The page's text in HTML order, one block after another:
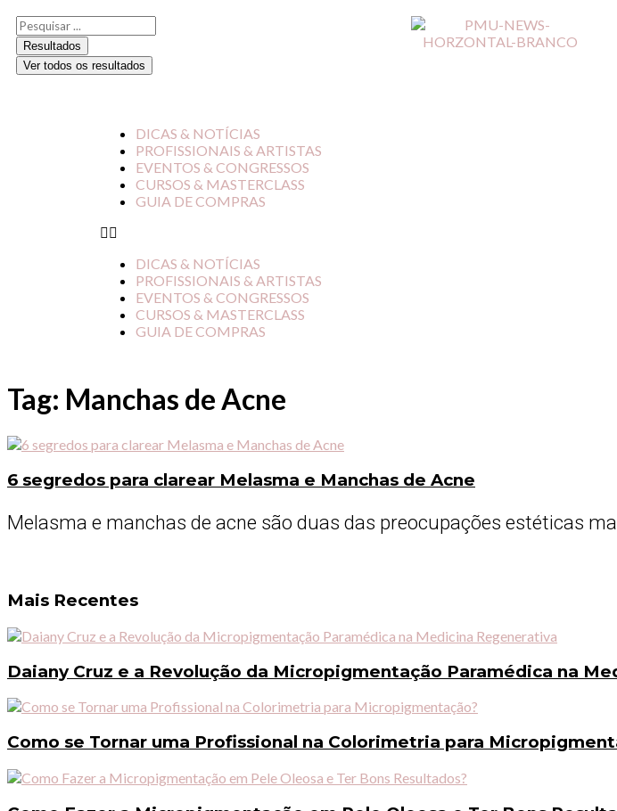
Resultados
Ver todos os resultados
DICAS & NOTÍCIAS
PROFISSIONAIS & ARTISTAS
EVENTOS & CONGRESSOS
CURSOS & MASTERCLASS
GUIA DE COMPRAS
DICAS & NOTÍCIAS
PROFISSIONAIS & ARTISTAS
EVENTOS & CONGRESSOS
CURSOS & MASTERCLASS
GUIA DE COMPRAS
Tag: Manchas de Acne
6 segredos para clarear Melasma e Manchas de Acne
Melasma e manchas de acne são duas das preocupações estéticas
Mais Recentes
Daiany Cruz e a Revolução da Micropigmentação Paramédica na
Como se Tornar uma Profissional na Colorimetria para